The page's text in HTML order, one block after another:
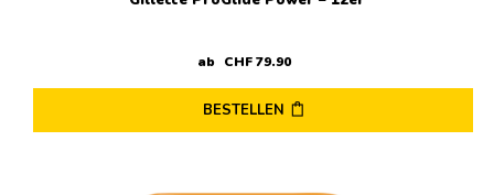
ab CHF79.90
BESTELLEN